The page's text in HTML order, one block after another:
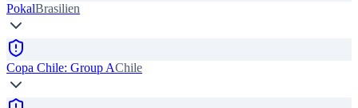
PokalBrasilien
Copa Chile: Group AChile